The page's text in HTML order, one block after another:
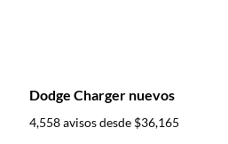
Dodge Charger nuevos
4,558 avisos desde $36,165